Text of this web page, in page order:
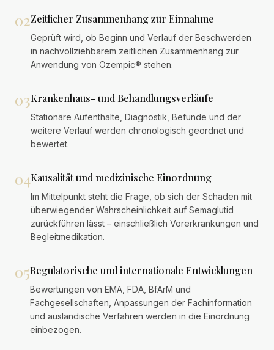
02Zeitlicher Zusammenhang zur Einnahme
Geprüft wird, ob Beginn und Verlauf der Beschwerden
in nachvollziehbarem zeitlichen Zusammenhang zur
Anwendung von Ozempic® stehen.
03Krankenhaus- und Behandlungsverläufe
Stationäre Aufenthalte, Diagnostik, Befunde und der
weitere Verlauf werden chronologisch geordnet und
bewertet.
04Kausalität und medizinische Einordnung
Im Mittelpunkt steht die Frage, ob sich der Schaden mit
überwiegender Wahrscheinlichkeit auf Semaglutid
zurückführen lässt – einschließlich Vorerkrankungen und
Begleitmedikation.
05Regulatorische und internationale Entwicklungen
Bewertungen von EMA, FDA, BfArM und
Fachgesellschaften, Anpassungen der Fachinformation
und ausländische Verfahren werden in die Einordnung
einbezogen.